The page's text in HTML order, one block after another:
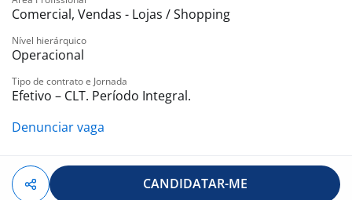
Comercial, Vendas - Lojas / Shopping
Nível hierárquico
Operacional
Tipo de contrato e Jornada
Efetivo – CLT. Período Integral.
Denunciar vaga
CANDIDATAR-ME